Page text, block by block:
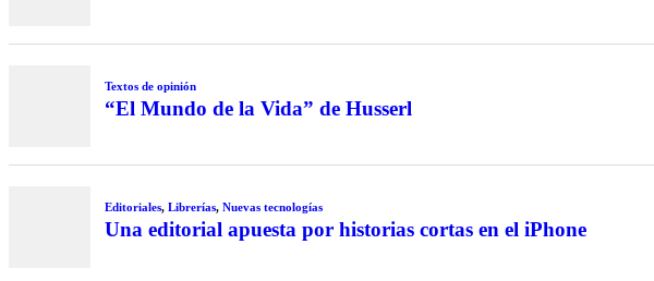
Textos de opinión
“El Mundo de la Vida” de Husserl
Editoriales, Librerías, Nuevas tecnologías
Una editorial apuesta por historias cortas en el iPhone